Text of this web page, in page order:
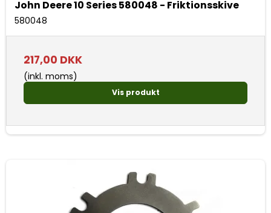
John Deere 10 Series 580048 - Friktionsskive
580048
217,00 DKK
(inkl. moms)
Vis produkt